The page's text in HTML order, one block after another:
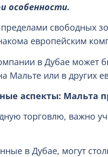
особенности.
свободных
европейским
в Дубае может
Мальте или в других
аспекты: Мальта
торговлю, важно
в Дубае, могут